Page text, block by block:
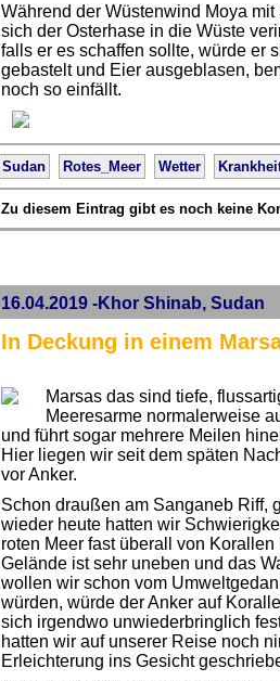
Während der Wüstenwind Moya
sich der Osterhase in die Wüste
falls er es schaffen sollte, würde er
gebastelt und Eier ausgeblasen,
noch so einfällt.
Sudan Rotes_Meer Wetter
Zu diesem Eintrag gibt es noch keine
16.04.2019 -Khor Shinab, Sudan
In Deckung in einem
Marsas das sind tiefe,
Meeresarme normalerweise
und führt sogar mehrere Meilen
Hier liegen wir seit dem späten
vor Anker.
Schon draußen am Sanganeb Riff,
wieder heute hatten wir
roten Meer fast überall von
Gelände ist sehr uneben und das
wollen wir schon vom
würden, würde der Anker auf
sich irgendwo unwiederbringlich
hatten wir auf unserer Reise noch
Erleichterung ins Gesicht